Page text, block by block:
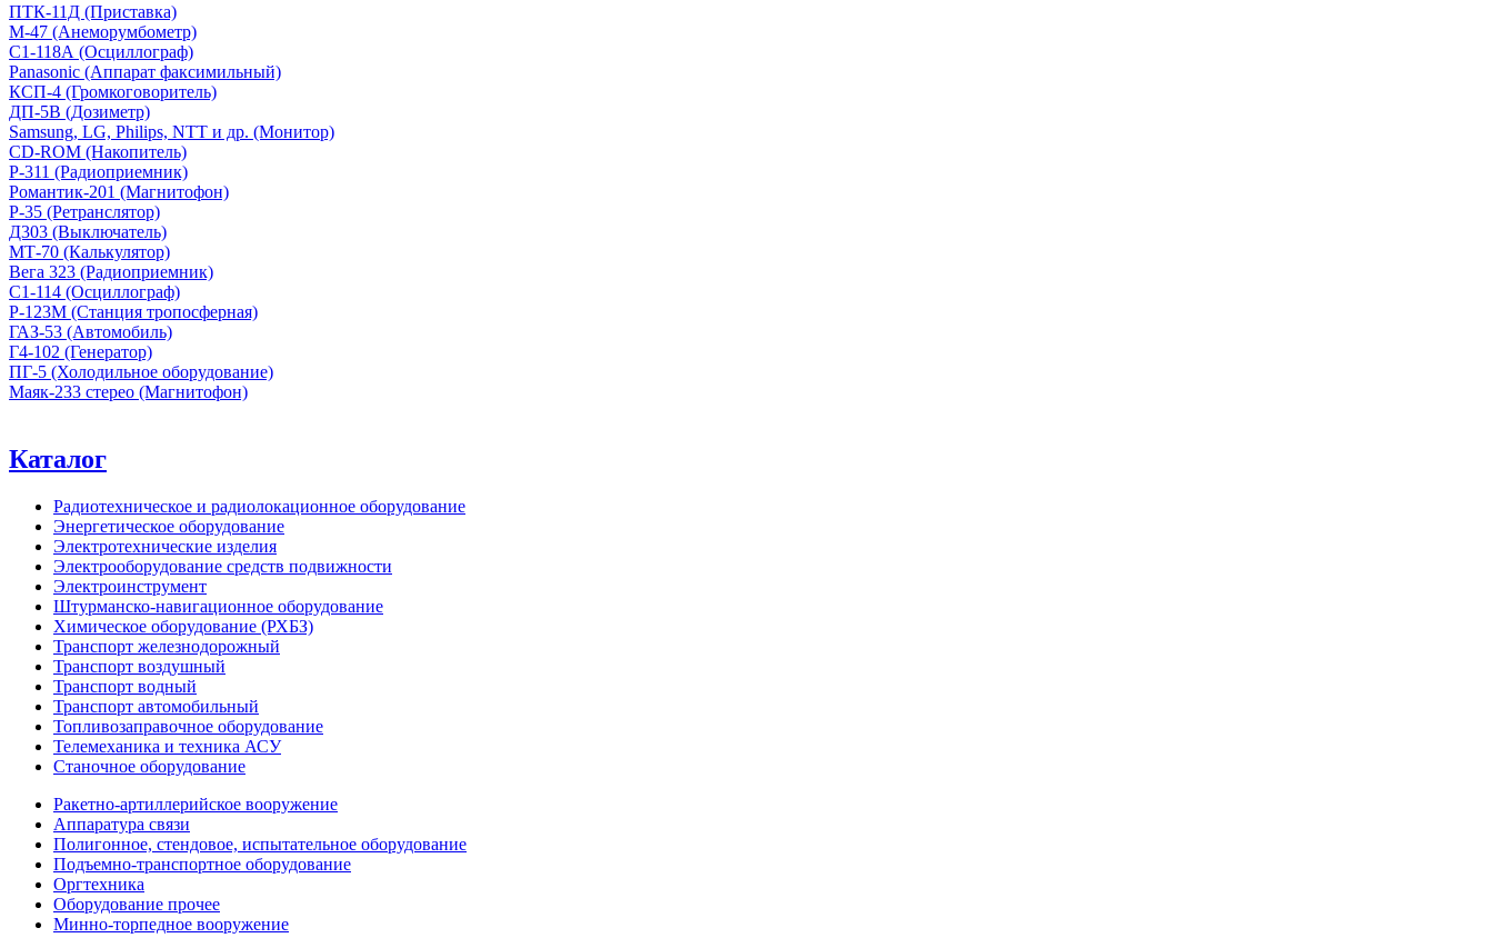
ПТК-11Д (Приставка)
М-47 (Анеморумбометр)
С1-118А (Осциллограф)
Panasonic (Аппарат факсимильный)
КСП-4 (Громкоговоритель)
ДП-5В (Дозиметр)
Samsung, LG, Philips, NTT и др. (Монитор)
CD-ROM (Накопитель)
Р-311 (Радиоприемник)
Романтик-201 (Магнитофон)
Р-35 (Ретранслятор)
Д303 (Выключатель)
МТ-70 (Калькулятор)
Вега 323 (Радиоприемник)
С1-114 (Осциллограф)
Р-123М (Станция тропосферная)
ГАЗ-53 (Автомобиль)
Г4-102 (Генератор)
ПГ-5 (Холодильное оборудование)
Маяк-233 стерео (Магнитофон)
Каталог
Радиотехническое и радиолокационное оборудование
Энергетическое оборудование
Электротехнические изделия
Электрооборудование средств подвижности
Электроинструмент
Штурманско-навигационное оборудование
Химическое оборудование (РХБЗ)
Транспорт железнодорожный
Транспорт воздушный
Транспорт водный
Транспорт автомобильный
Топливозаправочное оборудование
Телемеханика и техника АСУ
Станочное оборудование
Ракетно-артиллерийское вооружение
Аппаратура связи
Полигонное, стендовое, испытательное оборудование
Подъемно-транспортное оборудование
Оргтехника
Оборудование прочее
Минно-торпедное вооружение